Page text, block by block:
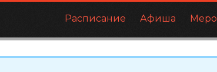
Расписание Афиша